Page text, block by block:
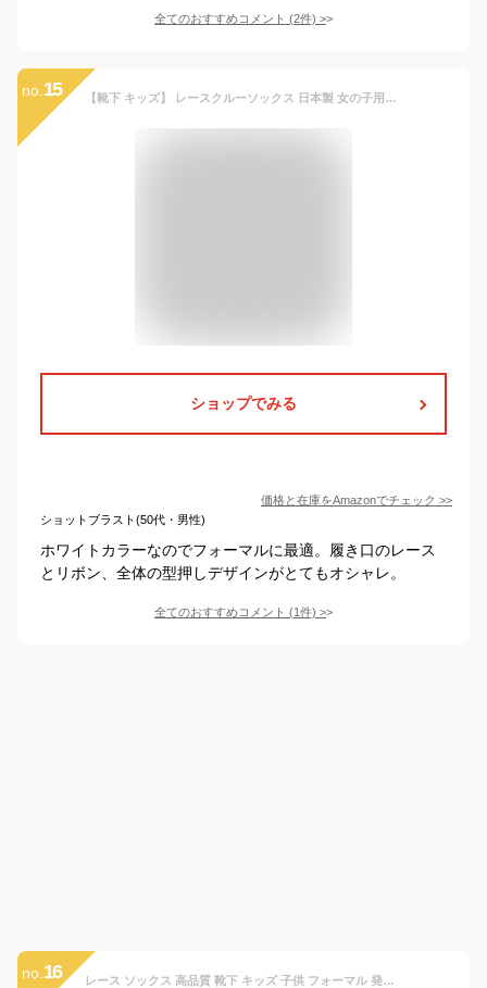
全てのおすすめコメント (2件) >
no. 15 【靴下 キッズ】 レースクルーソックス 日本製 女の子用フォーマルソックス フリル サテンリボン (19～21cm)
ショップでみる
価格と在庫をAmazonでチェック >>
ショットブラスト(50代・男性)
ホワイトカラーなのでフォーマルに最適。履き口のレース
とリボン、全体の型押しデザインがとてもオシャレ。
全てのおすすめコメント (1件) >
no. 16 レース ソックス 高品質 靴下 キッズ 子供 フォーマル 発表会 結婚式 フリル リボン 女児 幼児 ホワイト ピンク ネイビー ブラック 13/15/17/19/22cm